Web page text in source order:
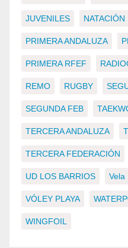
JUVENILES NATACIÓN
PRIMERA ANDALUZA
PRIMERA RFEF
REMO RUGBY
SEGUNDA FEB
TERCERA ANDALUZA
TERCERA FEDERACIÓN
UD LOS BARRIOS Vela
VÓLEY PLAYA
WINGFOIL